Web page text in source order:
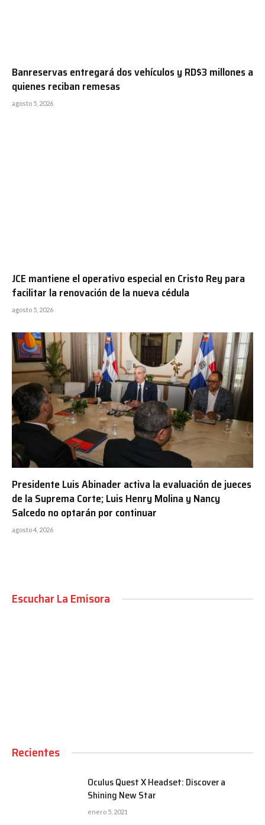
Banreservas entregará dos vehículos y RD$3 millones a
quienes reciban remesas
agosto 5, 2026
JCE mantiene el operativo especial en Cristo Rey para
facilitar la renovación de la nueva cédula
agosto 5, 2026
Presidente Luis Abinader activa la evaluación de jueces
de la Suprema Corte; Luis Henry Molina y Nancy
Salcedo no optarán por continuar
agosto 4, 2026
Escuchar La Emisora
Recientes
Oculus Quest X Headset: Discover a
Shining New Star
enero 5, 2021